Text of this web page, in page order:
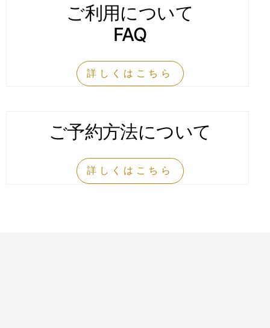
ご利用について
FAQ
詳しくはこちら
ご予約方法について
詳しくはこちら